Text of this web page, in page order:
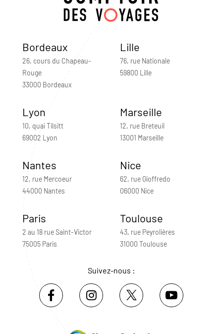
Bordeaux
26, cours du Chapeau-
Rouge
33000 Bordeaux
Lille
76, rue Nationale
59800 Lille
Lyon
10, quai Tilsitt
69002 Lyon
Marseille
12, rue Breteuil
13001 Marseille
Nantes
12, rue Mercoeur
44000 Nantes
Nice
62, rue Gioffredo
06000 Nice
Paris
2 au 18 rue Saint-Victor
75005 Paris
Toulouse
43, rue Peyrolières
31000 Toulouse
Suivez-nous :